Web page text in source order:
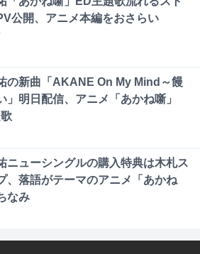
公開、アニメ本編をおさらい
の新曲「AKANE On My Mind～饅
」明日配信、アニメ「あかね噺」
ニューシングルの購入特典は木札ス
、落語がテーマのアニメ「あかね
なみ